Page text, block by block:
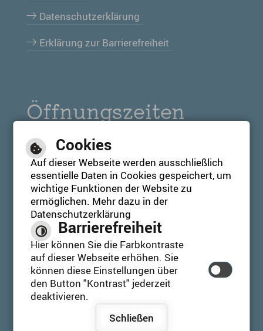
Öffnungszeiten
Tourist-Info:
Mo. bis Fr. 09:00 bis 17:00 Uhr
Sa. & So. 11:00 bis 17:00 Uhr
Feiertag 11:00 bis 17:00 Uhr
Datenschutzerklärung
Erklärung zur Barrierefreiheit
Leichte Sprache
Gebärdensprache
Cookies
Auf dieser Webseite werden ausschließlich
essentielle Daten in Cookies gespeichert, um
wichtige Funktionen der Website zu
ermöglichen. Mehr dazu in der
Datenschutzerklärung
Barrierefreiheit
Hier können Sie die Farbkontraste
auf dieser Webseite erhöhen. Sie
können diese Einstellungen über
den Button "Kontrast" jederzeit
deaktivieren.
Schließen